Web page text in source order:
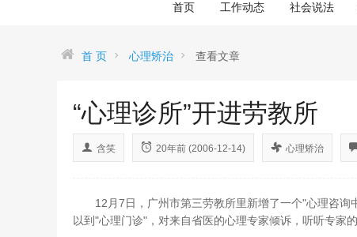
首页 工作动态 社会说法
首 页 心理矫治 查看文章
“心理诊所”开进劳教所
含笑 20年前 (2006-12-14) 心理矫治
12月7日，广州市第三劳教所里新增了一个"心理咨询
以到"心理门诊"，对来自省医的心理专家倾诉，听听专家的